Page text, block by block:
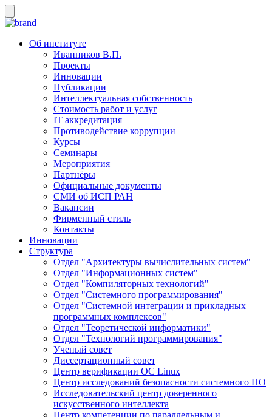
Об институте
Иванников В.П.
Проекты
Инновации
Публикации
Интеллектуальная собственность
Стоимость работ и услуг
IT аккредитация
Противодействие коррупции
Курсы
Семинары
Мероприятия
Партнёры
Официальные документы
СМИ об ИСП РАН
Вакансии
Фирменный стиль
Контакты
Инновации
Структура
Отдел "Архитектуры вычислительных систем"
Отдел "Информационных систем"
Отдел "Компиляторных технологий"
Отдел "Системного программирования"
Отдел "Системной интеграции и прикладных
программных комплексов"
Отдел "Теоретической информатики"
Отдел "Технологий программирования"
Ученый совет
Диссертационный совет
Центр верификации ОС Linux
Центр исследований безопасности системного ПО
Исследовательский центр доверенного
искусственного интеллекта
Центр компетенции по параллельным и